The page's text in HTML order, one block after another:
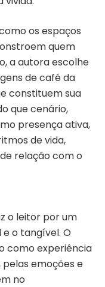
os espaços
quem
a autora escolhe
de café da
constituem sua
que cenário,
presença ativa,
de vida,
relação com o
o leitor por um
o tangível. O
como experiência
emoções e
no